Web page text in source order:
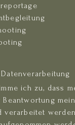
ich zu, dass
Beantwortung
verarbeitet